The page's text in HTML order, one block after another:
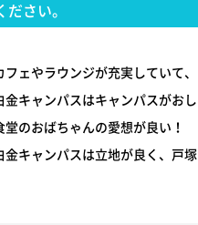
さい。
フェやラウンジが充実していて
金キャンパスはキャンパスがお
堂のおばちゃんの愛想が良い！
金キャンパスは立地が良く、戸